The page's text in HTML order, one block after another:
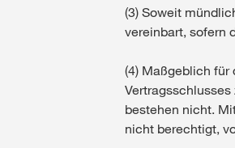
(3) Soweit
vereinbart, sofern
(4) Maßgeblich
bestehen nicht.
nicht berechtigt,